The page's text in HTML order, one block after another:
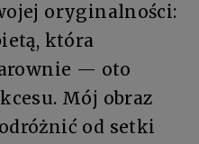
oryginalności:
która
— oto
Mój obraz
od setki